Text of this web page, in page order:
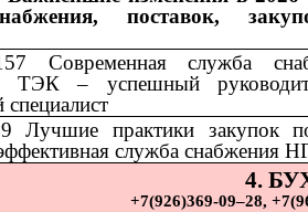
поставок,
Современная служба
ТЭК – успешный
​​Лучшие практики закупок
служба снабжения
4.
+7(926)369-09–28,